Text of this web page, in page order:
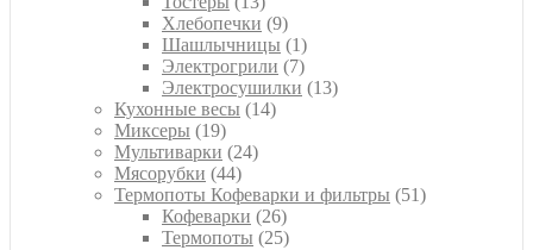
товаров
Хлебопечки 99
товаров
Шашлычницы 11
товар
Электрогрили 77
товаров
Электросушилки 1313
Кухонные весы 1414
Миксеры 1919
товаров
Мультиварки 2424
Мясорубки 4444
товара
Термопоты Кофеварки и фильтры 5151
Кофеварки 2626
товаров
Термопоты 2525